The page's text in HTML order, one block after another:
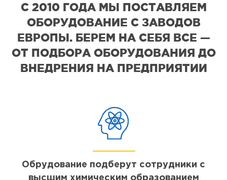
С 2010 ГОДА МЫ ПОСТАВЛЯЕМ
ОБОРУДОВАНИЕ С ЗАВОДОВ
ЕВРОПЫ. БЕРЕМ НА СЕБЯ ВСЕ —
ОТ ПОДБОРА ОБОРУДОВАНИЯ ДО
ВНЕДРЕНИЯ НА ПРЕДПРИЯТИИ
Обрудование подберут сотрудники с
высшим химическим образованием